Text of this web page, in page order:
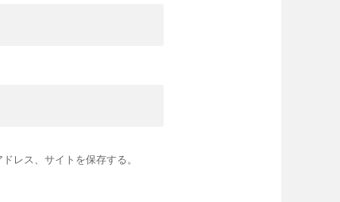
レス、サイトを保存する。